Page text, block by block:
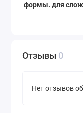
формы. для
Отзывы 0
Нет отзывов